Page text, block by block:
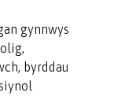
gynnwys
byrddau